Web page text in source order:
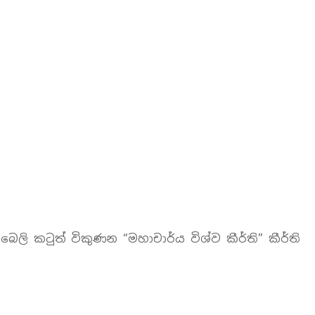
කටුත් විකුණන “මහාචාර්ය විශ්ව කීර්ති” කීර්ති